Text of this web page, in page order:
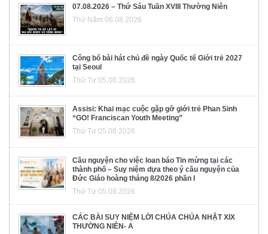
07.08.2026 – Thứ Sáu Tuần XVIII Thường Niên
Thứ Năm 06.08.2026
Công bố bài hát chủ đề ngày Quốc tế Giới trẻ 2027
tại Seoul
Thứ Tư 05.08.2026
Assisi: Khai mạc cuộc gặp gỡ giới trẻ Phan Sinh
“GO! Franciscan Youth Meeting”
Thứ Tư 05.08.2026
Cầu nguyện cho việc loan báo Tin mừng tại các
thành phố – Suy niệm dựa theo ý cầu nguyện của
Đức Giáo hoàng tháng 8/2026 phần I
Thứ Tư 05.08.2026
CÁC BÀI SUY NIỆM LỜI CHÚA CHÚA NHẬT XIX
THƯỜNG NIÊN- A